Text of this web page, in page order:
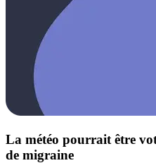
La météo pourrait être
de migraine